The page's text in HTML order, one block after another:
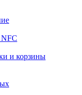
и корзины